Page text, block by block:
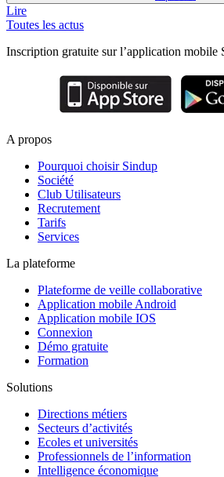
Lire
Toutes les actus
Inscription gratuite sur l’application mobile
A propos
Pourquoi choisir Sindup
Société
Club Utilisateurs
Recrutement
Tarifs
Services
La plateforme
Plateforme de veille collaborative
Application mobile Android
Application mobile IOS
Connexion
Démo gratuite
Formation
Solutions
Directions métiers
Secteurs d’activités
Ecoles et universités
Professionnels de l’information
Intelligence économique